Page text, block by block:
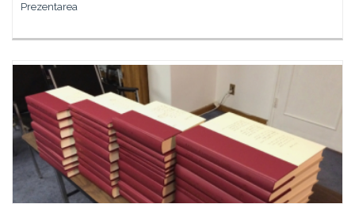
Prezentarea